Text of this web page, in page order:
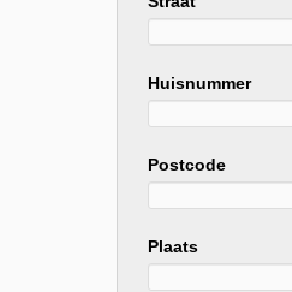
Huisnummer
Postcode
Plaats